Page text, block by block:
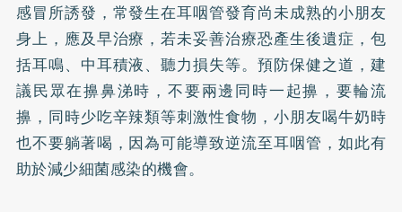
感冒所誘發，常發生在耳咽管發育尚未成熟的小朋友
身上，應及早治療，若未妥善治療恐產生後遺症，包
括耳鳴、中耳積液、聽力損失等。預防保健之道，建
議民眾在擤鼻涕時，不要兩邊同時一起擤，要輪流
擤，同時少吃辛辣類等刺激性食物，小朋友喝牛奶時
也不要躺著喝，因為可能導致逆流至耳咽管，如此有
助於減少細菌感染的機會。